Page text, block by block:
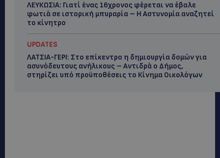
ΛΕΥΚΩΣΙΑ: Γιατί ένας 16χρονος φέρεται να έβαλε
φωτιά σε ιστορική μπυραρία – Η Αστυνομία αναζητεί
το κίνητρο
UPDATES
ΛΑΤΣΙΑ-ΓΕΡΙ: Στο επίκεντρο η δημιουργία δομών για
ασυνόδευτους ανήλικους – Αντιδρά ο Δήμος,
στηρίζει υπό προϋποθέσεις το Κίνημα Οικολόγων